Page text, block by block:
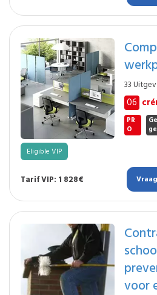
33
06
PR
O
Eligible VIP
Tarif VIP: 1 828€
voor